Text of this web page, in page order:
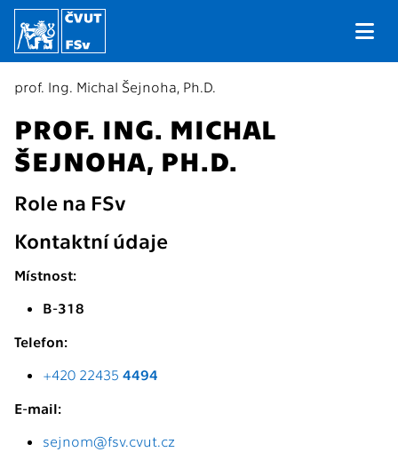
prof. Ing. Michal Šejnoha, Ph.D.
PROF. ING. MICHAL
ŠEJNOHA, PH.D.
Role na FSv
Kontaktní údaje
Místnost:
B-318
Telefon:
+420 22435 4494
E-mail:
sejnom@fsv.cvut.cz